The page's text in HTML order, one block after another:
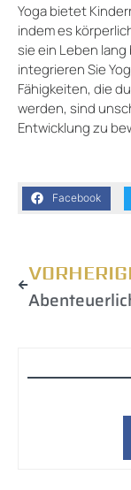
Yoga bietet
indem es
sie ein Leben
integrieren Sie
Fähigkeiten, die
werden, sind
Entwicklung zu
Facebook